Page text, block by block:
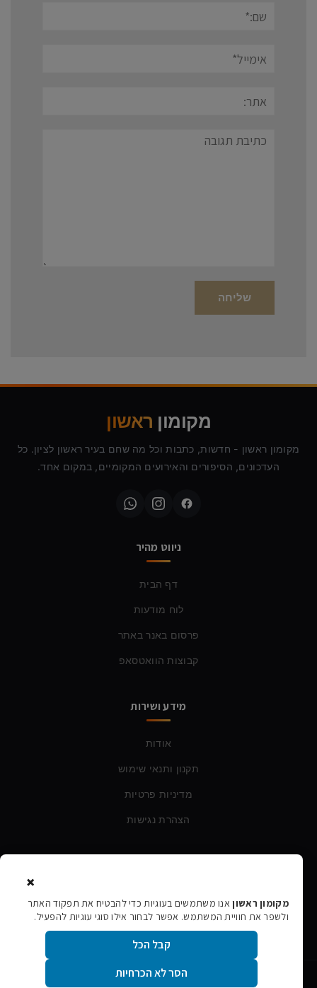
תגובה
מקומון ראשון
מקומון ראשון - חדשות, כתבות וכל מה שחם בעיר ראשון לציון. כל
העדכונים, הסיפורים והאירועים המקומיים, במקום אחד.
ניווט מהיר
דף הבית
לוח מודעות
פרסום באנר באתר
קבוצות הוואטסאפ
מידע ושירות
אודות
תקנון ותנאי שימוש
מדיניות פרטיות
הצהרת נגישות
טלפון: 054-760-6388
×
מקומון ראשוןאנו משתמשים בעוגיות כדי להבטיח את תפקוד האתר
ולשפר את חוויית המשתמש. אפשר לבחור אילו סוגי עוגיות להפעיל.
קבל הכל
הסר לא הכרחיות